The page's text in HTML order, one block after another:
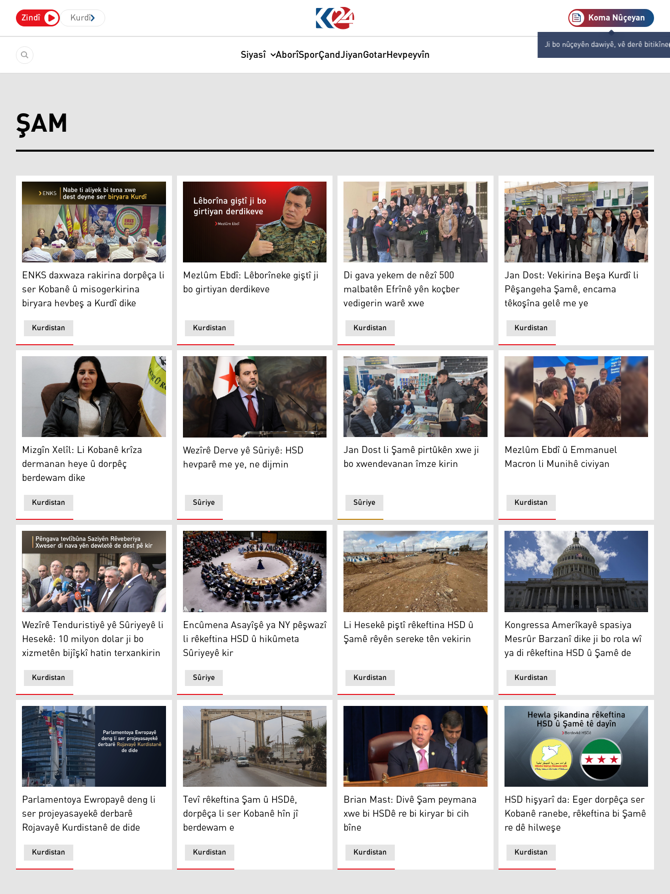
Zindî Kurdî Koma Nûçeyan
Ji bo nûçeyên dawiyê, vê derê bitikîne
Siyasî AborîSporÇandJiyanGotarHevpeyvîn
ŞAM
ENKS daxwaza rakirina dorpêça li ser Kobanê û misogerkirina biryara hevbeş a Kurdî dike
Kurdistan
ENKS daxwaza rakirina dorpêça li
ser Kobanê û misogerkirina
biryara hevbeş a Kurdî dike
Mezlûm Ebdî: Lêborîneke giştî ji bo girtiyan derdikeve
Kurdistan
Mezlûm Ebdî: Lêborîneke giştî ji
bo girtiyan derdikeve
Di gava yekem de nêzî 500 malbatên Efrînê yên koçber vedigerin warê xwe
Kurdistan
Di gava yekem de nêzî 500
malbatên Efrînê yên koçber
vedigerin warê xwe
Jan Dost: Vekirina Beşa Kurdî li
Kurdistan
Jan Dost: Vekirina Beşa Kurdî li
Pêşangeha Şamê, encama
têkoşîna gelê me ye
Mizgîn Xelîl: Li Kobanê krîza dermanan heye û dorpêç berdewam dike
Kurdistan
Mizgîn Xelîl: Li Kobanê krîza
dermanan heye û dorpêç
berdewam dike
Wezîrê Derve yê Sûriyê: HSD hevparê me ye, ne dijmin
Sûriye
Wezîrê Derve yê Sûriyê: HSD
hevparê me ye, ne dijmin
Jan Dost li Şamê pirtûkên xwe ji bo xwendevanan îmze kirin
Sûriye
Jan Dost li Şamê pirtûkên xwe ji
bo xwendevanan îmze kirin
Mezlûm Ebdî û Emmanuel Macron li
Kurdistan
Mezlûm Ebdî û Emmanuel
Macron li Munihê civiyan
Wezîrê Tenduristiyê yê Sûriyeyê li Hesekê: 10 milyon dolar ji bo xizmetên bijîşkî hatin terxankirin
Kurdistan
Wezîrê Tenduristiyê yê Sûriyeyê li
Hesekê: 10 milyon dolar ji bo
xizmetên bijîşkî hatin terxankirin
Encûmena Asayîşê ya NY pêşwazî li rêkeftina HSD û hikûmeta Sûriyeyê kir
Sûriye
Encûmena Asayîşê ya NY pêşwazî
li rêkeftina HSD û hikûmeta
Sûriyeyê kir
Li Hesekê piştî rêkeftina HSD û Şamê rêyên sereke tên vekirin
Kurdistan
Li Hesekê piştî rêkeftina HSD û
Şamê rêyên sereke tên vekirin
Kongressa Amerîkayê spasiya Mesrûr
Kurdistan
Kongressa Amerîkayê spasiya
Mesrûr Barzanî dike ji bo rola wî
ya di rêkeftina HSD û Şamê de
Parlamentoya Ewropayê deng li ser projeyasayekê derbarê Rojavayê Kurdistanê de dide
Kurdistan
Parlamentoya Ewropayê deng li
ser projeyasayekê derbarê
Rojavayê Kurdistanê de dide
Tevî rêkeftina Şam û HSDê, dorpêça li ser Kobanê hîn jî berdewam e
Kurdistan
Tevî rêkeftina Şam û HSDê,
dorpêça li ser Kobanê hîn jî
berdewam e
Brian Mast
Kurdistan
Brian Mast: Divê Şam peymana
xwe bi HSDê re bi kiryar bi cih
bîne
HSD hişyarî da: Eger dorpêça ser Kobanê
Kurdistan
HSD hişyarî da: Eger dorpêça ser
Kobanê ranebe, rêkeftina bi Şamê
re dê hilweşe